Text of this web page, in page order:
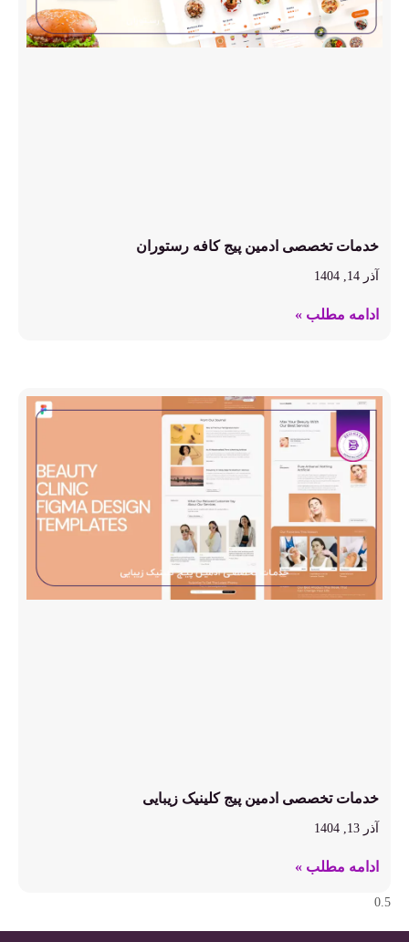
خدمات تخصصی ادمین پیج کافه رستوران
آذر 14, 1404
ادامه مطلب »
خدمات تخصصی ادمین پیج کلینیک زیبایی
آذر 13, 1404
ادامه مطلب »